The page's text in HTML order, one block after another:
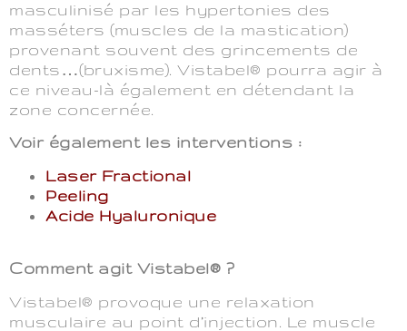
masculinisé par les hypertonies des
masséters (muscles de la mastication)
provenant souvent des grincements de
dents…(bruxisme). Vistabel® pourra agir à
ce niveau-là également en détendant la
zone concernée.
Voir également les interventions :
Laser Fractional
Peeling
Acide Hyaluronique
Comment agit Vistabel® ?
Vistabel® provoque une relaxation
musculaire au point d’injection. Le muscle